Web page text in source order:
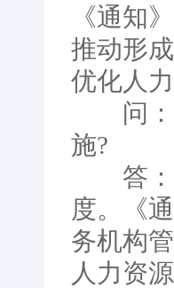
《通知
推动形
优化人
问：《
施?
答：实
度。《
务机构
人力资